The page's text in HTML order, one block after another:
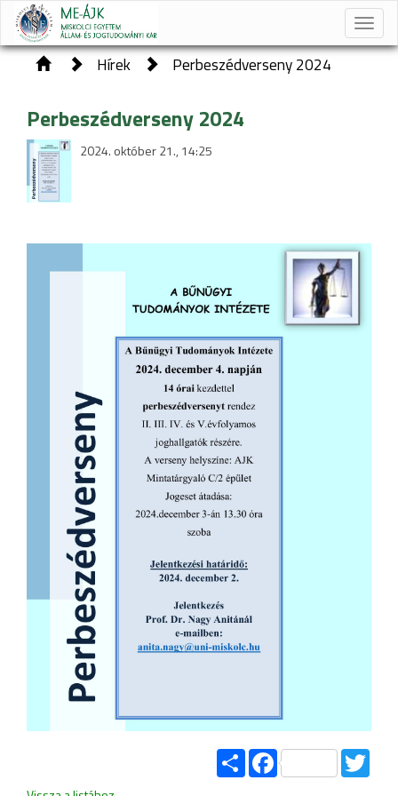
Toggle
Hírek Perbeszédverseny 2024
Perbeszédverseny 2024
2024. október 21., 14:25
ShareFacebook